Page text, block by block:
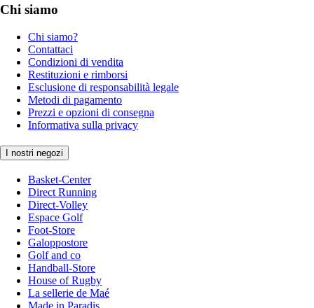
Chi siamo
Chi siamo?
Contattaci
Condizioni di vendita
Restituzioni e rimborsi
Esclusione di responsabilità legale
Metodi di pagamento
Prezzi e opzioni di consegna
Informativa sulla privacy
I nostri negozi
Basket-Center
Direct Running
Direct-Volley
Espace Golf
Foot-Store
Galoppostore
Golf and co
Handball-Store
House of Rugby
La sellerie de Maé